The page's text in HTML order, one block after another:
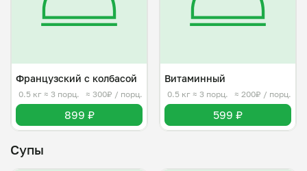
Французский с колбасой
0.5 кг ≈ 3 порц. ≈ 300₽ / порц.
899 ₽
Витаминный
0.5 кг ≈ 3 порц. ≈ 200₽ / порц.
599 ₽
Супы